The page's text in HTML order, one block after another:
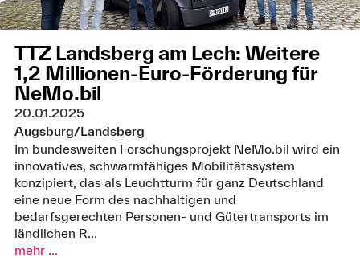
TTZ Landsberg am Lech: Weitere
1,2 Millionen-Euro-Förderung für
NeMo.bil
20.01.2025
Augsburg/Landsberg
Im bundesweiten Forschungsprojekt NeMo.bil wird ein
innovatives, schwarmfähiges Mobilitätssystem
konzipiert, das als Leuchtturm für ganz Deutschland
eine neue Form des nachhaltigen und
bedarfsgerechten Personen- und Gütertransports im
ländlichen R...
mehr ...